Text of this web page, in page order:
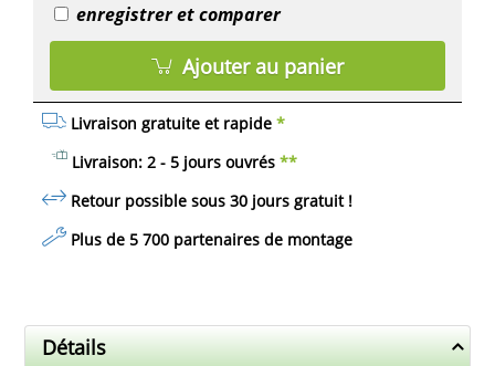
Livraison gratuite et rapide *
Livraison: 2 - 5 jours ouvrés **
Retour possible sous 30 jours gratuit!
Plus de 5 700 partenaires de montage
enregistrer et comparer
Ajouter au panier
Détails